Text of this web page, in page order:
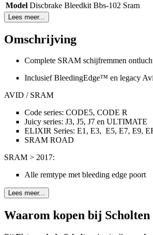
Model Discbrake Bleedkit Bbs-102 Sram
Lees meer...
Omschrijving
Complete SRAM schijfremmen
Inclusief BleedingEdge™ en legacy
AVID / SRAM
Code series: CODE5, CODE R
Juicy series: J3, J5, J7 en ULTIMATE
ELIXIR Series: E1, E3, E5, E7, E9,
SRAM ROAD
SRAM > 2017:
Alle remtype met bleeding edge poort
Lees meer...
Waarom kopen bij Scholten